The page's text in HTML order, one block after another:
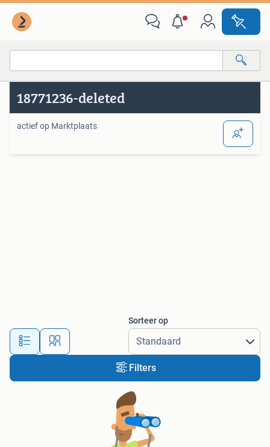
Alle afstanden…
Van deze adverteerder
18771236-deleted
actief op Marktplaats
Sorteer op
Filters